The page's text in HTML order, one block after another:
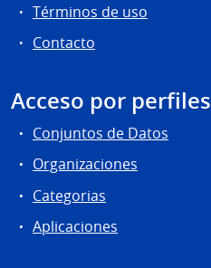
Términos de uso
Contacto
Acceso por perfiles
Conjuntos de Datos
Organizaciones
Categorias
Aplicaciones